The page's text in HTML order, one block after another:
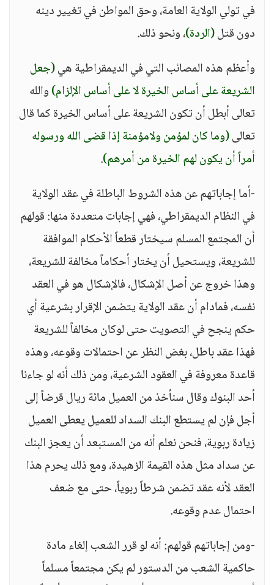
في تولي الولاية العامة، وحق المواطن في تغيير دينه
دون قتل(الردة)، ونحو ذلك.
وأعظم هذه المصائب التي في الديمقراطية هي(جعل
الشريعة على أساس الخيرة لا على أساس الإلزام)والله
تعالى أبطل أن تكون الشريعة على أساس الخيرة كما قال
تعالى(وما كان لمؤمن ولامؤمنة إذا قضى الله ورسوله
أمراً أن يكون لهم الخيرة من أمرهم).
-أما إجاباتهم عن هذه الشروط الباطلة في عقد الولاية
في النظام الديمقراطي، فهي إجابات متعددة منها: قولهم
أن المجتمع المسلم سيختار قطعاً الأحكام الموافقة
للشريعة، ويستحيل أن يختار أحكاماً مخالفة للشريعة،
وهذا خروج عن أصل الإشكال، فالإشكال هو في العقد
نفسه، فمادام أن عقد الولاية يتضمن الإقرار بشرعية أي
حكم ينجح في التصويت حتى لوكان مخالفاً للشريعة
فهذا عقد باطل، بغض النظر عن احتمالات وقوعه، وهذه
قاعدة معروفة في العقود الشرعية، ومن ذلك أنه لو جاءنا
أحد البنوك وقال سنأخذ من العميل مائة ريال قرضاً إلى
أجل فإن لم يستطع البنك السداد للعميل يعطى العميل
زيادة ربوية، فنحن نعلم أنه من المستبعد أن يعجز البنك
عن سداد مثل هذه القيمة الزهيدة، ومع ذلك يحرم هذا
العقد لأنه عقد تضمن شرطاً ربوياً، حتى مع ضعف
احتمال عدم وقوعه.
-ومن إجاباتهم قولهم: أنه لو قرر الشعب إلغاء مادة
حاكمية الشعب من الدستور لم يكن مجتمعاً مسلماً